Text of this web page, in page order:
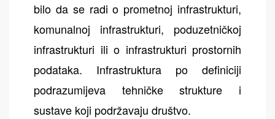
bilo da se radi o prometnoj infrastrukturi,
komunalnoj infrastrukturi, poduzetničkoj
infrastrukturi ili o infrastrukturi prostornih
podataka. Infrastruktura po definiciji
podrazumijeva tehničke strukture i
sustave koji podržavaju društvo.